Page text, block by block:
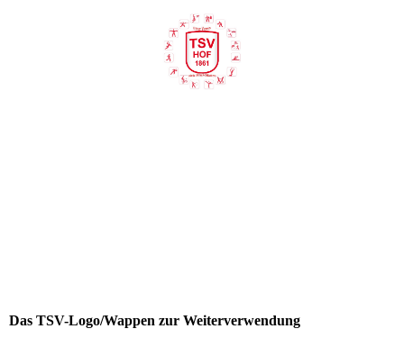
Das TSV-Logo/Wappen zur Weiterverwendung